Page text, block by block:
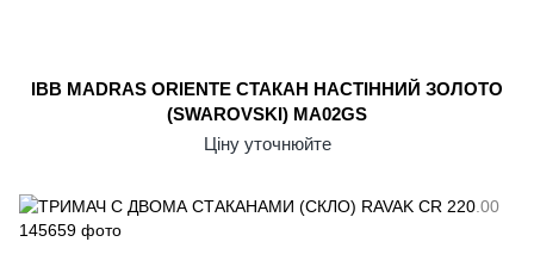
IBB MADRAS ORIENTE СТАКАН НАСТІННИЙ ЗОЛОТО
(SWAROVSKI) MA02GS
Ціну уточнюйте